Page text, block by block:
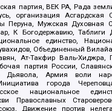
партия, ВЕК РА, Рада
организация Асгардская
Мужская Духовная
К Богодержавию, Таблиги
единство,
Объединенный
Ат-Такфир Валь-Хиджра,
партия России,
Дьявола, Армия воли
города
национальное
Православных
Движение против